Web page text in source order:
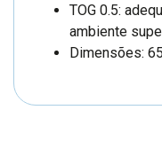
TOG 0.5:
ambiente
Dimensões: